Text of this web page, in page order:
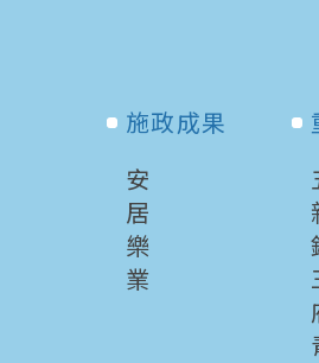
施政成果
安
居
樂
業